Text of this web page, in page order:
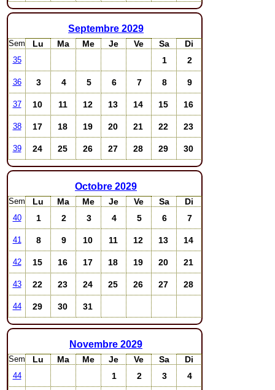
Septembre 2029
Sem Lu Ma Me Je Ve Sa Di
35 1 2
36 3 4 5 6 7 8 9
37 10 11 12 13 14 15 16
38 17 18 19 20 21 22 23
39 24 25 26 27 28 29 30
Octobre 2029
Sem Lu Ma Me Je Ve Sa Di
40 1 2 3 4 5 6 7
41 8 9 10 11 12 13 14
42 15 16 17 18 19 20 21
43 22 23 24 25 26 27 28
44 29 30 31
Novembre 2029
Sem Lu Ma Me Je Ve Sa Di
44 1 2 3 4